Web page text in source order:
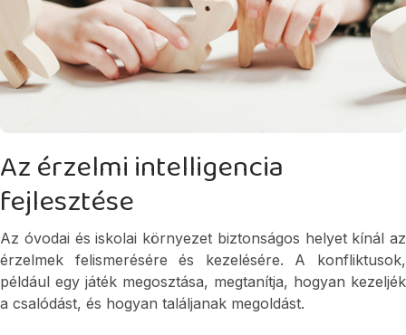
Az érzelmi intelligencia
fejlesztése
Az óvodai és iskolai környezet biztonságos helyet kínál az
érzelmek felismerésére és kezelésére. A konfliktusok,
például egy játék megosztása, megtanítja, hogyan kezeljék
a csalódást, és hogyan találjanak megoldást.